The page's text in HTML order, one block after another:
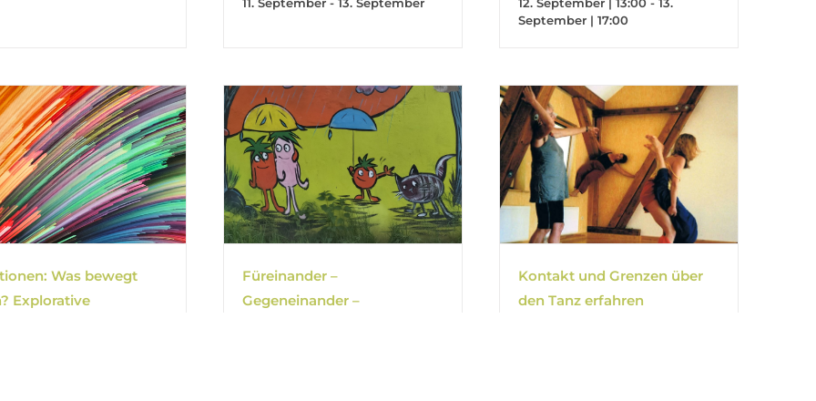
September | 17:00
Was bewegt
Explorative
Füreinander –
Gegeneinander –
Kontakt und Grenzen über
den Tanz erfahren